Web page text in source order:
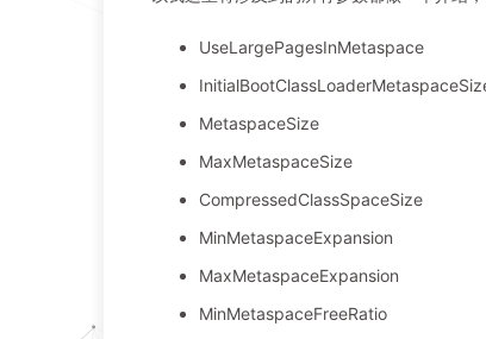
UseLargePagesInMetaspace
MetaspaceSize
MaxMetaspaceSize
CompressedClassSpaceSize
MinMetaspaceExpansion
MaxMetaspaceExpansion
MinMetaspaceFreeRatio